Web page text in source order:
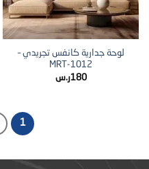
لوحة جدارية كانفس تجريدي –
MRT-1012
180ر.س
1